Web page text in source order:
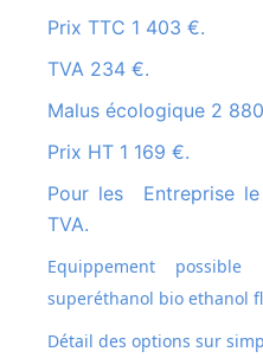
Prix TTC 1 403 €.
TVA 234 €.
Malus écologique 2
Prix HT 1 169 €.
Pour les Entreprise le paiement dû est HORS
TVA.
Equippement
superéthanol bio ethanol
Détail des options sur